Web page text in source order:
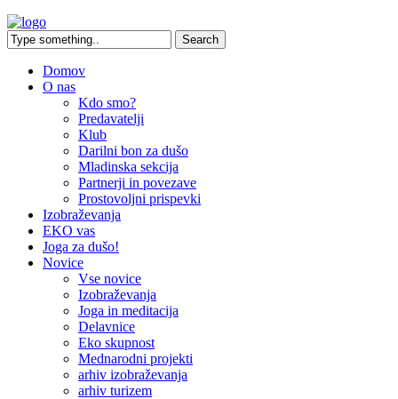
Domov
O nas
Kdo smo?
Predavatelji
Klub
Darilni bon za dušo
Mladinska sekcija
Partnerji in povezave
Prostovoljni prispevki
Izobraževanja
EKO vas
Joga za dušo!
Novice
Vse novice
Izobraževanja
Joga in meditacija
Delavnice
Eko skupnost
Mednarodni projekti
arhiv izobraževanja
arhiv turizem